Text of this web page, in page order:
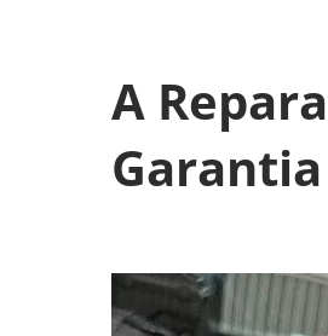
A
Garantia